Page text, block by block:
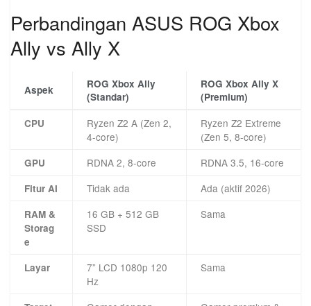
Perbandingan ASUS ROG Xbox
Ally vs Ally X
Aspek
ROG Xbox Ally
(Standar)
ROG Xbox Ally X
(Premium)
CPU
Ryzen Z2 A (Zen 2,
4-core)
Ryzen Z2 Extreme
(Zen 5, 8-core)
GPU RDNA 2, 8-core RDNA 3.5, 16-core
Fitur AI Tidak ada Ada (aktif 2026)
RAM &
Storag
e
16 GB + 512 GB
SSD
Sama
Layar
7” LCD 1080p 120
Hz
Sama